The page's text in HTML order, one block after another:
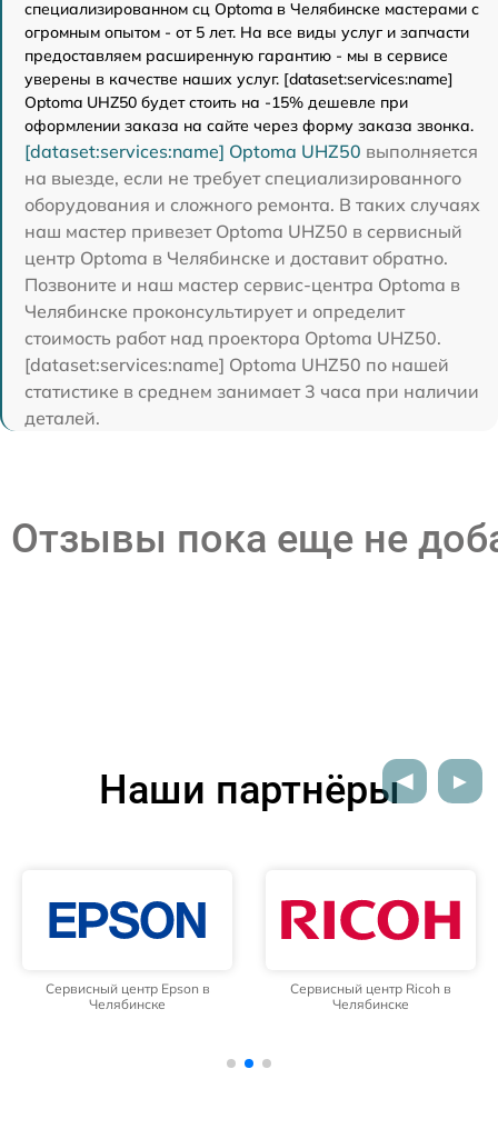
специализированном сц Optoma в Челябинске мастерами с
огромным опытом - от 5 лет. На все виды услуг и запчасти
предоставляем расширенную гарантию - мы в сервисе
уверены в качестве наших услуг. [dataset:services:name]
Optoma UHZ50 будет стоить на -15% дешевле при
оформлении заказа на сайте через форму заказа звонка.
[dataset:services:name] Optoma UHZ50 выполняется
на выезде, если не требует специализированного
оборудования и сложного ремонта. В таких случаях
наш мастер привезет Optoma UHZ50 в сервисный
центр Optoma в Челябинске и доставит обратно.
Позвоните и наш мастер сервис-центра Optoma в
Челябинске проконсультирует и определит
стоимость работ над проектора Optoma UHZ50.
[dataset:services:name] Optoma UHZ50 по нашей
статистике в среднем занимает 3 часа при наличии
деталей.
Отзывы пока еще не
Наши партнёры
Сервисный центр Epson в
Челябинске
Сервисный центр Ricoh в
Челябинске